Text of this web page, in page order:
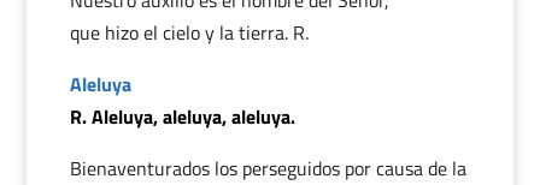
que hizo el cielo y la tierra. R.
Aleluya
R. Aleluya, aleluya, aleluya.
Bienaventurados los perseguidos por causa de la